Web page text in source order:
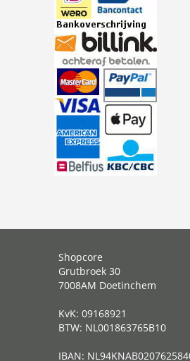
Shopcore
Grutbroek 30
7008AM Doetinchem
KvK: 09168921
BTW: NL001863765B10
IBAN: